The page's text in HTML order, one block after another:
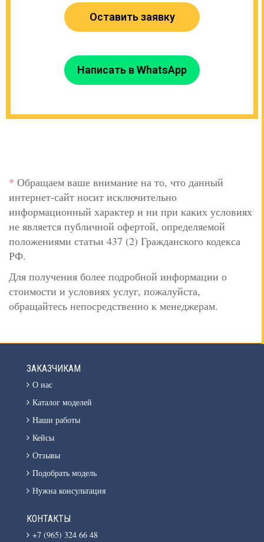
Оставить заявку
Написать в WhatsApp
* Обращаем ваше внимание на то, что данный
интернет-сайт носит исключительно
информационный характер и ни при каких условиях
не является публичной офертой, определяемой
положениями статьи 437 (2) Гражданского кодекса
РФ.
Для получения более подробной информации о
стоимости и условиях услуг, пожалуйста,
обращайтесь непосредственно к менеджерам.
ЗАКАЗЧИКАМ
О нас
Каталог моделей
Наши работы
Кейсы
Отзывы
Подобрать модель
Нужна консультация
КОНТАКТЫ
+7 (965) 324 66 48